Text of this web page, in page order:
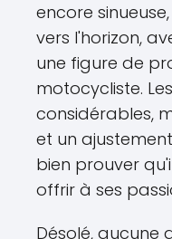
encore
vers l'horizon,
une figure de
motocycliste.
considérables,
et un
bien prouver
offrir à ses
Désolé, aucune